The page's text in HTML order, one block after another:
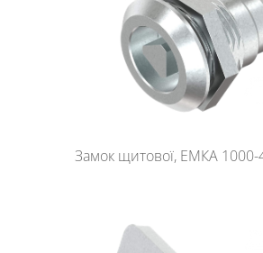
Замок щитової, ЕМКА 1000-